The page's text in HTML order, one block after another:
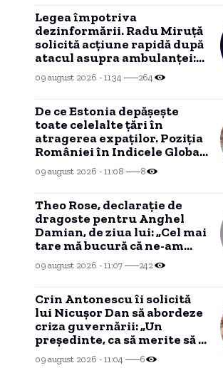
Legea împotriva
dezinformării. Radu Miruță
solicită acțiune rapidă după
atacul asupra ambulanței:
Minciuna online a
transformat realitatea
09 august 2026 - 11:34 264
De ce Estonia depășește
toate celelalte țări în
atragerea expaților. Poziția
României în Indicele Global
de Relocare.
09 august 2026 - 11:08 8
Theo Rose, declarație de
dragoste pentru Anghel
Damian, de ziua lui: „Cel mai
tare mă bucură că ne-am
potrivit”
09 august 2026 - 11:07 242
Crin Antonescu îi solicită
lui Nicușor Dan să abordeze
criza guvernării: „Un
președinte, ca să merite să îl
am, trebuie să poată”
09 august 2026 - 11:04 6